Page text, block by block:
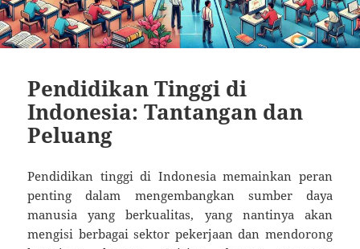
Pendidikan Tinggi di
Indonesia: Tantangan dan
Peluang
Pendidikan tinggi di Indonesia memainkan peran
penting dalam mengembangkan sumber daya
manusia yang berkualitas, yang nantinya akan
mengisi berbagai sektor pekerjaan dan mendorong